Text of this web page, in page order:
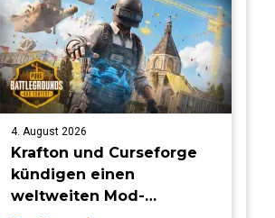
4. August 2026
Krafton und Curseforge
kündigen einen
weltweiten Mod-